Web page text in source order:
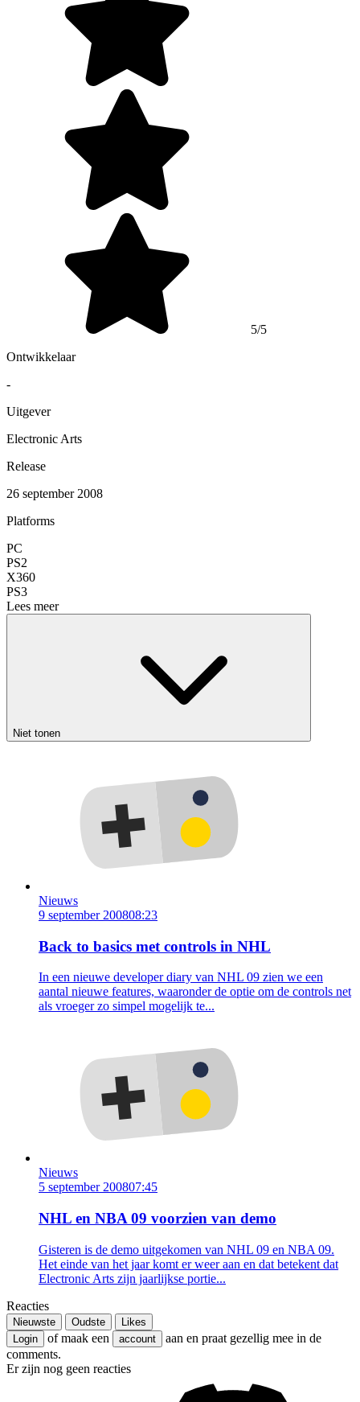
5/5
Ontwikkelaar
-
Uitgever
Electronic Arts
Release
26 september 2008
Platforms
PC
PS2
X360
PS3
Lees meer
Niet tonen
Nieuws
9 september 200808:23
Back to basics met controls in NHL
In een nieuwe developer diary van NHL 09 zien we een
aantal nieuwe features, waaronder de optie om de controls net
als vroeger zo simpel mogelijk te...
Nieuws
5 september 200807:45
NHL en NBA 09 voorzien van demo
Gisteren is de demo uitgekomen van NHL 09 en NBA 09.
Het einde van het jaar komt er weer aan en dat betekent dat
Electronic Arts zijn jaarlijkse portie...
Reacties
Nieuwste Oudste
Likes
Login
of maak een account
aan en praat gezellig mee in de
comments.
Er zijn nog geen reacties